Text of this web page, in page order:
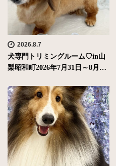
2026.8.7
犬専門トリミングルーム♡in山
梨昭和町2026年7月31日～8月…